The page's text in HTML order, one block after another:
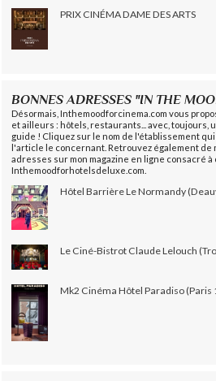
PRIX CINÉMA DAME DES ARTS
BONNES ADRESSES "IN THE
Désormais, Inthemoodforcinema.com vous
et ailleurs : hôtels, restaurants... avec, toujours,
guide ! Cliquez sur le nom de l'établissement
l'article le concernant. Retrouvez également de
adresses sur mon magazine en ligne consacré
Inthemoodforhotelsdeluxe.com.
Hôtel Barrière Le Normandy
Le Ciné-Bistrot Claude Lelouch
Mk2 Cinéma Hôtel Paradiso (Paris